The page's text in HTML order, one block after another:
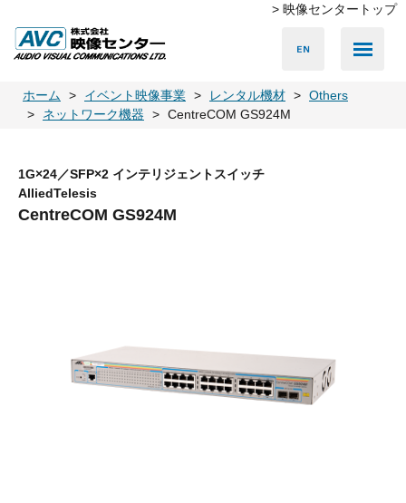
> 映像センタートップ
ホーム イベント映像事業 レンタル機材
Others
ネットワーク機器
CentreCOM GS924M
1G×24／SFP×2 インテリジェントスイッチ
AlliedTelesis
CentreCOM GS924M